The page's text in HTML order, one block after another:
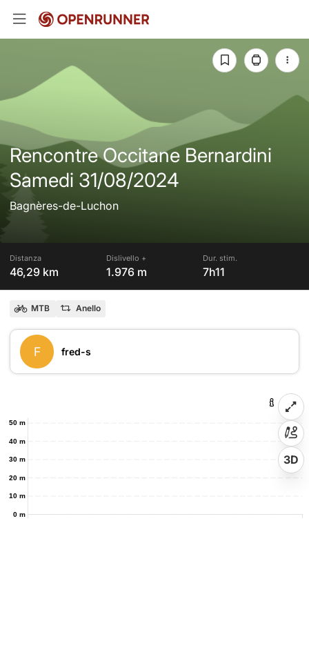
Rencontre Occitane Bernardini
Samedi 31/08/2024
Bagnères-de-Luchon
Distanza
46,29 km
Dislivello +
1.976 m
Dur. stim.
7h11
MTB Anello
F fred-s
0 m
10 m
20 m
30 m
40 m
50 m
3D